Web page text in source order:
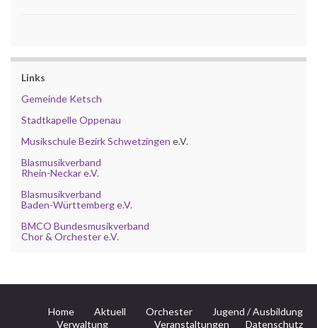
Links
Gemeinde Ketsch
Stadtkapelle Oppenau
Musikschule Bezirk Schwetzingen e.V.
Blasmusikverband
Rhein-Neckar e.V.
Blasmusikverband
Baden-Württemberg e.V.
BMCO Bundesmusikverband
Chor & Orchester e.V.
Home Aktuell Orchester
Jugend / Ausbildung
Verwaltung
Veranstaltungen Datenschutz